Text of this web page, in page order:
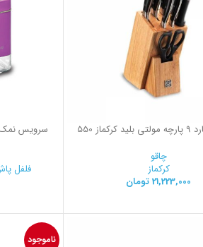
550
چاقو
کرکماز
21,223,000تومان
سرویس نمک
فلفل
ناموجود